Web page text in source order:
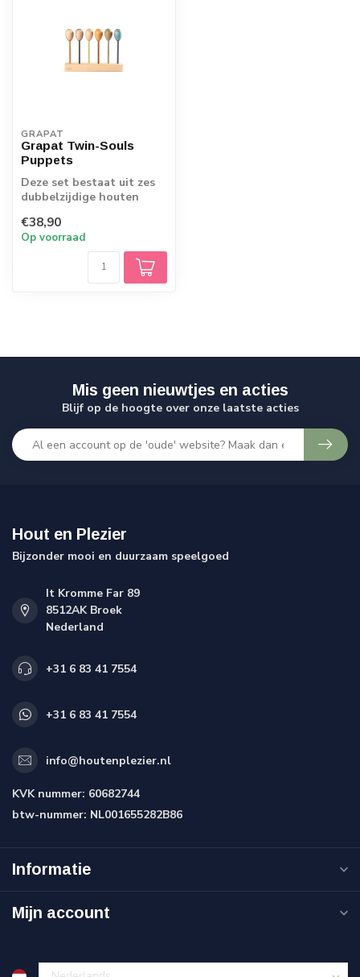
GRAPAT
Grapat Twin-Souls
Puppets
Deze set bestaat uit zes
dubbelzijdige houten
unieke kar...
€38,90
Op voorraad
Mis geen nieuwtjes en acties
Blijf op de hoogte over onze laatste acties
Hout en Plezier
Bijzonder mooi en duurzaam speelgoed
It Kromme Far 89
8512AK Broek
Nederland
+31 6 83 41 7554
+31 6 83 41 7554
info@houtenplezier.nl
KVK nummer: 60682744
btw-nummer: NL001655282B86
Informatie
Mijn account